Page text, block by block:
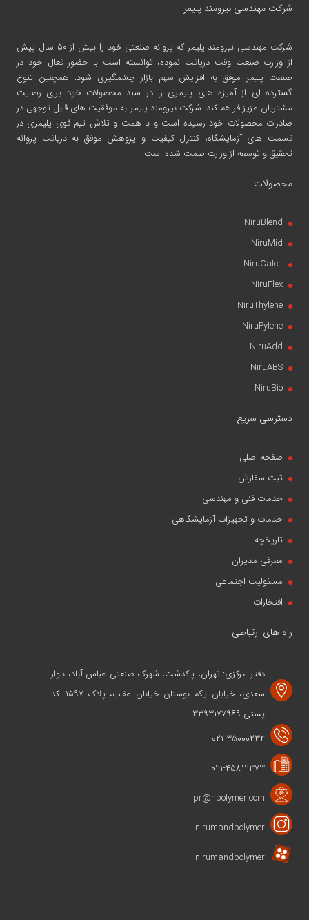
شرکت مهندسی نیرومند پلیمر
شرکت مهندسی نیرومند پلیمر
که پروانه صنعتی خود را بیش از ۵۰ سال پیش
از وزارت صنعت وقت دریافت نموده، توانسته است با حضور فعال خود در
صنعت پلیمر موفق به افزایش سهم بازار چشمگیری شود. همچنین تنوع
گسترده ای از آمیزه های پلیمری را در سبد محصولات خود برای رضایت
مشتریان عزیز فراهم کند. شرکت نیرومند پلیمر به موفقیت های قابل توجهی در
صادرات محصولات خود رسیده است و با همت و تلاش تیم قوی پلیمری در
قسمت های آزمایشگاه، کنترل کیفیت و پژوهش موفق به دریافت پروانه
تحقیق و توسعه از وزارت صمت شده است.
محصولات
NiruBlend
NiruMid
NiruCalcit
NiruFlex
NiruThylene
NiruPylene
NiruAdd
NiruABS
NiruBio
دسترسی سریع
صفحه اصلی
ثبت سفارش
خدمات فنی و مهندسی
خدمات و تجهیزات آزمایشگاهی
تاریخچه
معرفی مدیران
مسئولیت اجتماعی
افتخارات
راه های ارتباطی
دفتر مرکزی: تهران، پاکدشت، شهرک صنعتی عباس آباد، بلوار
سعدی، خیابان یکم بوستان خیابان عقاب، پلاک ۱۵۹۷. کد
پستی ۳۳۹۳۱۷۷۹۶۹
۰۲۱-۳۵۰۰۰۲۳۴
۰۲۱-۴۵۸۱۲۳۷۳
pr@npolymer.com
nirumandpolymer
nirumandpolymer